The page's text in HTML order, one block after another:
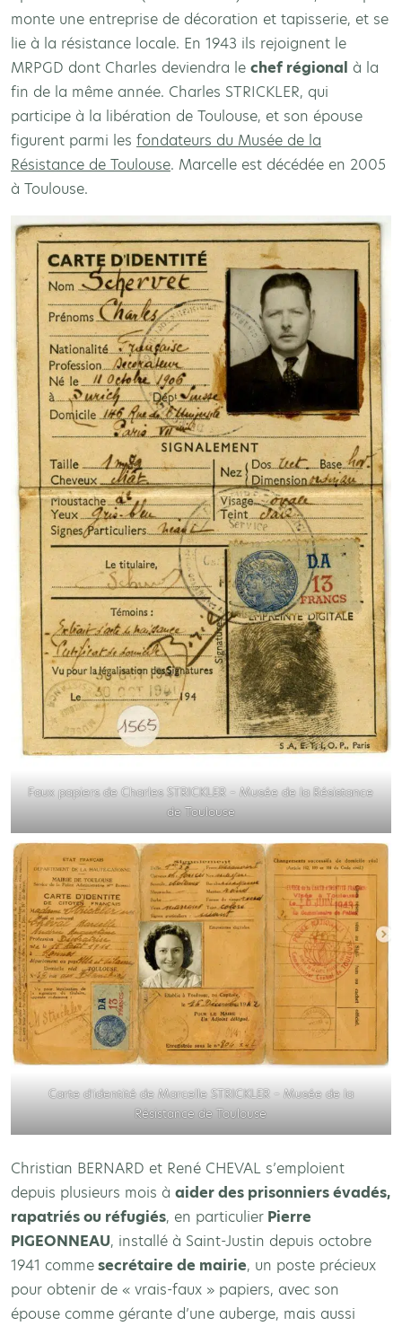
monte une entreprise de décoration et tapisserie, et se
lie à la résistance locale. En 1943 ils rejoignent le
MRPGD dont Charles deviendra le chef régional à la
fin de la même année. Charles STRICKLER, qui
participe à la libération de Toulouse, et son épouse
figurent parmi les fondateurs du Musée de la
Résistance de Toulouse. Marcelle est décédée en 2005
à Toulouse.
Faux papiers de Charles STRICKLER – Musée de la Résistance
de Toulouse
Carte d’identité de Marcelle STRICKLER – Musée de la
Résistance de Toulouse
Christian BERNARD et René CHEVAL s’emploient
depuis plusieurs mois à aider des prisonniers évadés,
rapatriés ou réfugiés, en particulier Pierre
PIGEONNEAU, installé à Saint-Justin depuis octobre
1941 commesecrétaire de mairie, un poste précieux
pour obtenir de « vrais-faux » papiers, avec son
épouse comme gérante d’une auberge, mais aussi